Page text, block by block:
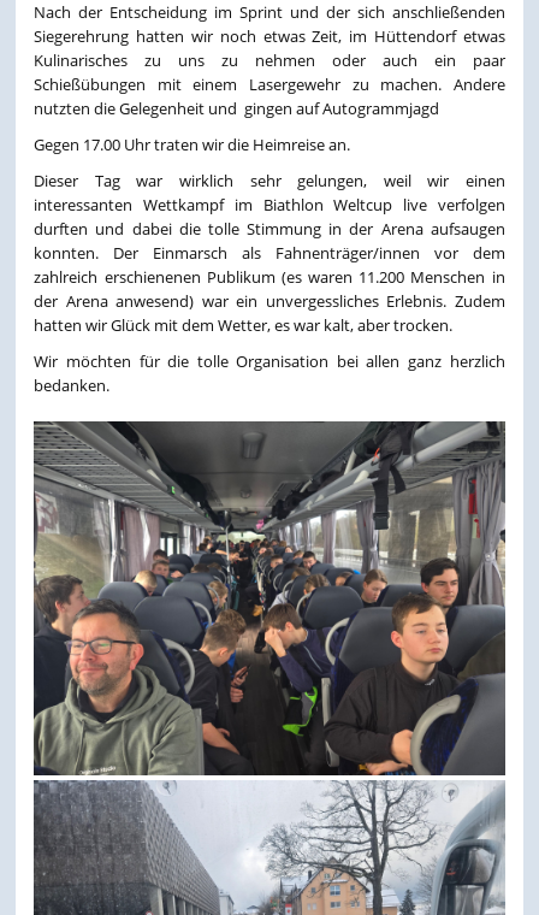
Nach der Entscheidung im Sprint und der sich anschließenden
Siegerehrung hatten wir noch etwas Zeit, im Hüttendorf etwas
Kulinarisches zu uns zu nehmen oder auch ein paar
Schießübungen mit einem Lasergewehr zu machen. Andere
nutzten die Gelegenheit und gingen auf Autogrammjagd
Gegen 17.00 Uhr traten wir die Heimreise an.
Dieser Tag war wirklich sehr gelungen, weil wir einen
interessanten Wettkampf im Biathlon Weltcup live verfolgen
durften und dabei die tolle Stimmung in der Arena aufsaugen
konnten. Der Einmarsch als Fahnenträger/innen vor dem
zahlreich erschienenen Publikum (es waren 11.200 Menschen in
der Arena anwesend) war ein unvergessliches Erlebnis. Zudem
hatten wir Glück mit dem Wetter, es war kalt, aber trocken.
Wir möchten für die tolle Organisation bei allen ganz herzlich
bedanken.